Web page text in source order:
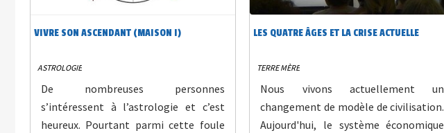
VIVRE SON ASCENDANT (MAISON I)
ASTROLOGIE
De nombreuses personnes
s’intéressent à l’astrologie et c’est
heureux. Pourtant parmi cette foule
LES QUATRE ÂGES ET LA CRISE ACTUELLE
TERRE MÈRE
Nous vivons actuellement un
changement de modèle de civilisation.
Aujourd'hui, le système économique